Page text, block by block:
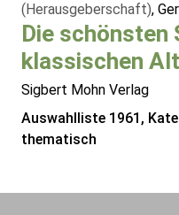
(Herausgeberschaft),
Die schönsten
klassischen
Sigbert Mohn Verlag
Auswahlliste 1961,
thematisch